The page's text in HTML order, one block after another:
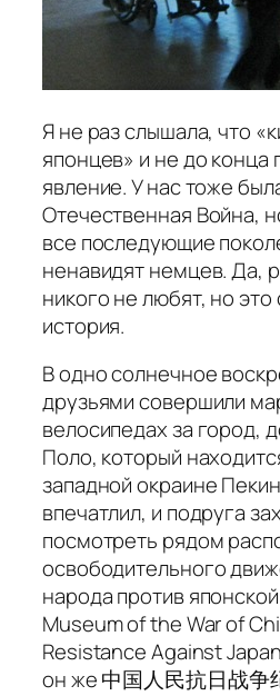
Я не раз слышала, что
японцев» и не до конца
явление. У нас тоже
Отечественная Война,
все последующие
ненавидят немцев. Да,
никого не любят, но
история.
В одно солнечное
друзьями совершили
велосипедах за город,
Поло, который
западной окраине
впечатлил, и подруга
посмотреть рядом
освободительного
народа против
Museum of the War of
Resistance Against
он же 中国人民抗日战争